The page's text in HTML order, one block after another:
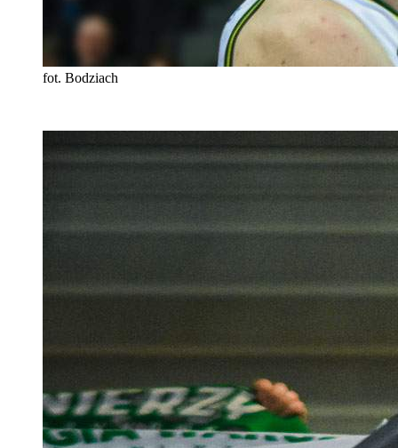
fot. Bodziach